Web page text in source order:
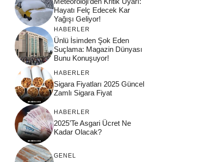
Hayatı Felç Edecek Kar
Yağışı Geliyor!
HABERLER
Ünlü İsimden Şok Eden
Suçlama: Magazin Dünyası
Bunu Konuşuyor!
HABERLER
Sigara Fiyatları 2025 Güncel
Zamlı Sigara Fiyat
HABERLER
2025’Te Asgari Ücret Ne
Kadar Olacak?
GENEL